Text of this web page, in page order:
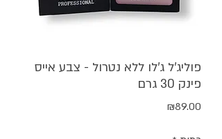
פוליג'ל ג'לו ללא נטרול - צבע אייס
פינק 30 גרם
₪89.00